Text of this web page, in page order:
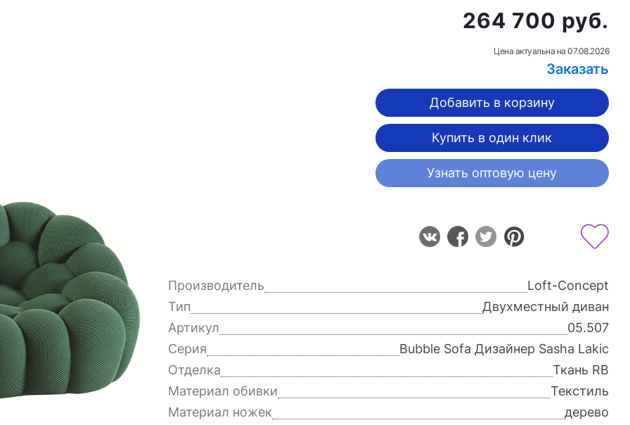
264 700 руб.
Цена актуальна на 07.08.2026
Заказать
Добавить в корзину
Купить в один клик
Узнать оптовую цену
Производитель
Loft-Concept
Тип
Двухместный диван
Артикул
05.507
Серия
Bubble Sofa Дизайнер Sasha Lakic
Отделка
Ткань RB
Материал обивки
Текстиль
Материал ножек
дерево